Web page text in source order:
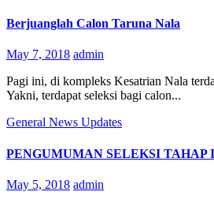
Berjuanglah Calon Taruna Nala
May 7, 2018 admin
Pagi ini, di kompleks Kesatrian Nala
Yakni, terdapat seleksi bagi calon...
General News Updates
PENGUMUMAN SELEKSI TAHAP
May 5, 2018 admin